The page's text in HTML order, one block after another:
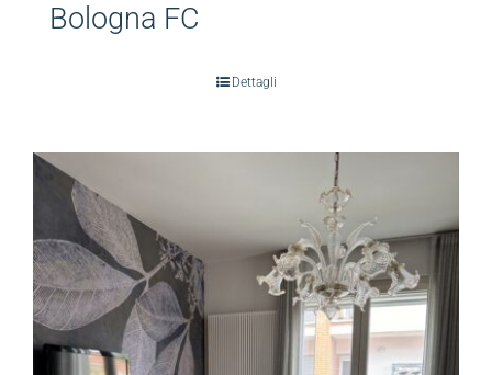
Bologna FC
Dettagli